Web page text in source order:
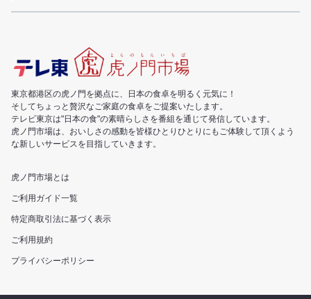
東京都港区の虎ノ門を拠点に、日本の食卓を明るく元気に！
そしてちょっと贅沢なご家庭の食卓をご提案いたします。
テレビ東京は"日本の食"の素晴らしさを番組を通じて発信しています。
虎ノ門市場は、おいしさの感動を皆様ひとりひとりにもご体験して頂くよう
な新しいサービスを目指していきます。
虎ノ門市場とは
ご利用ガイド一覧
特定商取引法に基づく表示
ご利用規約
プライバシーポリシー